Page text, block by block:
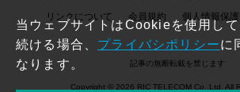
リンクについて 会員規約 個人情報保
記事の無断転載を禁じます
Copyright © 2026 RIC TELECOM Co.,Ltd. All
当ウェブサイトはCookieを使用し
続ける場合、 プライバシポリシーに
なります。